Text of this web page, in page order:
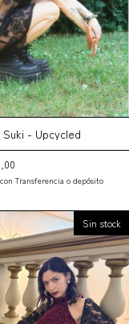
- Upcycled
con Transferencia o depósito
Sin stock